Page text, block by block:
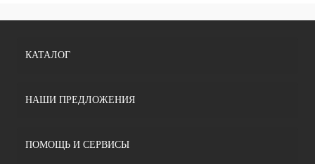
КАТАЛОГ
НАШИ ПРЕДЛОЖЕНИЯ
ПОМОЩЬ И СЕРВИСЫ